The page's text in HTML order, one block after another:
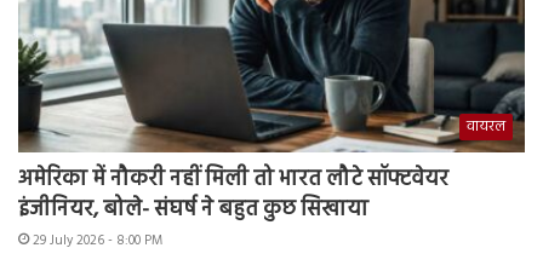
वायरल
अमेरिका में नौकरी नहीं मिली तो भारत लौटे सॉफ्टवेयर
इंजीनियर, बोले- संघर्ष ने बहुत कुछ सिखाया
29 July 2026 - 8:00 PM